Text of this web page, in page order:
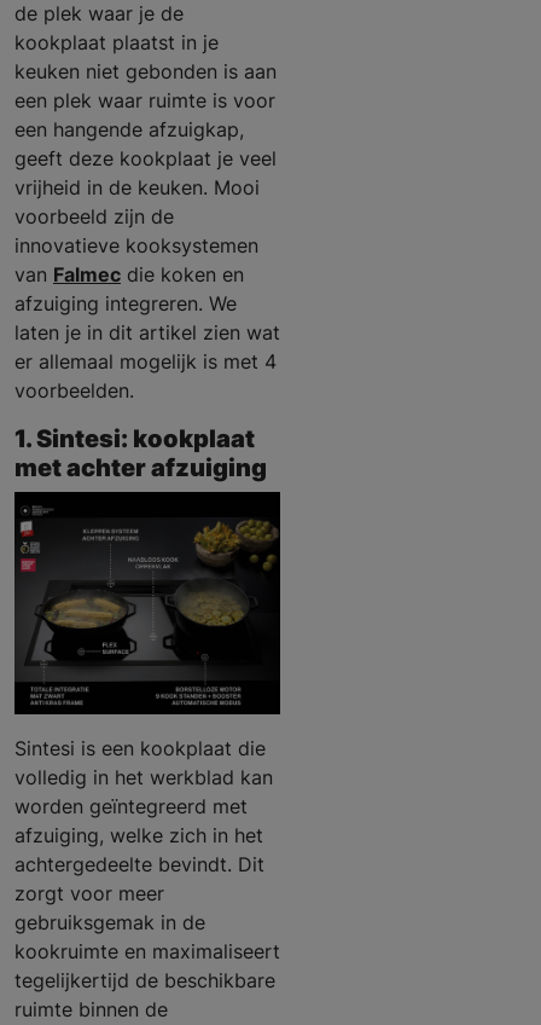
de plek waar je de
kookplaat plaatst in je
keuken niet gebonden is aan
een plek waar ruimte is voor
een hangende afzuigkap,
geeft deze kookplaat je veel
vrijheid in de keuken. Mooi
voorbeeld zijn de
innovatieve kooksystemen
van Falmec die koken en
afzuiging integreren. We
laten je in dit artikel zien wat
er allemaal mogelijk is met 4
voorbeelden.
1. Sintesi: kookplaat
met achter afzuiging
Sintesi is een kookplaat die
volledig in het werkblad kan
worden geïntegreerd met
afzuiging, welke zich in het
achtergedeelte bevindt. Dit
zorgt voor meer
gebruiksgemak in de
kookruimte en maximaliseert
tegelijkertijd de beschikbare
ruimte binnen de